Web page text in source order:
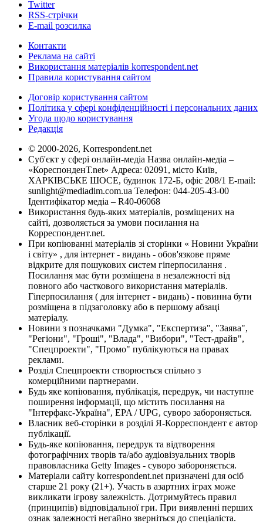
Twitter
RSS-стрічки
E-mail розсилка
Контакти
Реклама на сайті
Використання матеріалів korrespondent.net
Правила користування сайтом
Договір користування сайтом
Політика у сфері конфіденційності і персональних даних
Угода щодо користування
Редакція
© 2000-2026, Korrespondent.net
Суб'єкт у сфері онлайн-медіа Назва онлайн-медіа –
«КореспонденТ.net» Адреса: 02091, місто Київ,
ХАРКІВСЬКЕ ШОСЕ, будинок 172-Б, офіс 208/1 E-mail:
sunlight@mediadim.com.ua Телефон: 044-205-43-00
Ідентифікатор медіа – R40-06068
Використання будь-яких матеріалів, розміщених на
сайті, дозволяється за умови посилання на
Корреспондент.net.
При копіюванні матеріалів зі сторінки « Новини України
і світу» , для інтернет - видань - обов'язкове пряме
відкрите для пошукових систем гіперпосилання .
Посилання має бути розміщена в незалежності від
повного або часткового використання матеріалів.
Гіперпосилання ( для інтернет - видань) - повинна бути
розміщена в підзаголовку або в першому абзаці
матеріалу.
Новини з позначками "Думка", "Експертиза", "Заява",
"Регіони", "Гроші", "Влада", "Вибори", "Тест-драйв",
"Спецпроекти", "Промо" публікуються на правах
реклами.
Розділ Спецпроекти створюється спільно з
комерційними партнерами.
Будь яке копіювання, публікація, передрук, чи наступне
поширення інформації, що містить посилання на
"Інтерфакс-Україна", EPA / UPG, суворо забороняється.
Власник веб-сторінки в розділі Я-Корреспондент є автор
публікації.
Будь-яке копіювання, передрук та відтворення
фотографічних творів та/або аудіовізуальних творів
правовласника Getty Images - суворо забороняється.
Матеріали сайту korrespondent.net призначені для осіб
старше 21 року (21+). Участь в азартних іграх може
викликати ігрову залежність. Дотримуйтесь правил
(принципів) відповідальної гри. При виявленні перших
ознак залежності негайно зверніться до спеціаліста.